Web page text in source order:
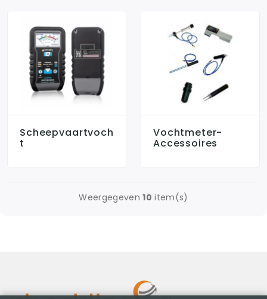
Scheepvaartvoch
T
Vochtmeter-
Accessoires
Weergegeven10 item(s)